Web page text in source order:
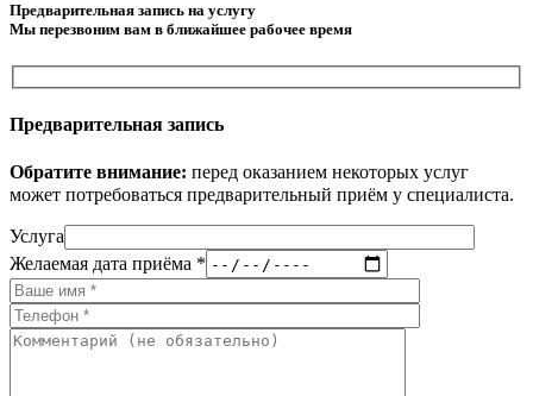
Предварительная запись на услугу
Мы перезвоним вам в ближайшее рабочее время
Предварительная запись
Обратите внимание: перед оказанием некоторых услуг
может потребоваться предварительный приём у специалиста.
Услуга
Желаемая дата приёма *